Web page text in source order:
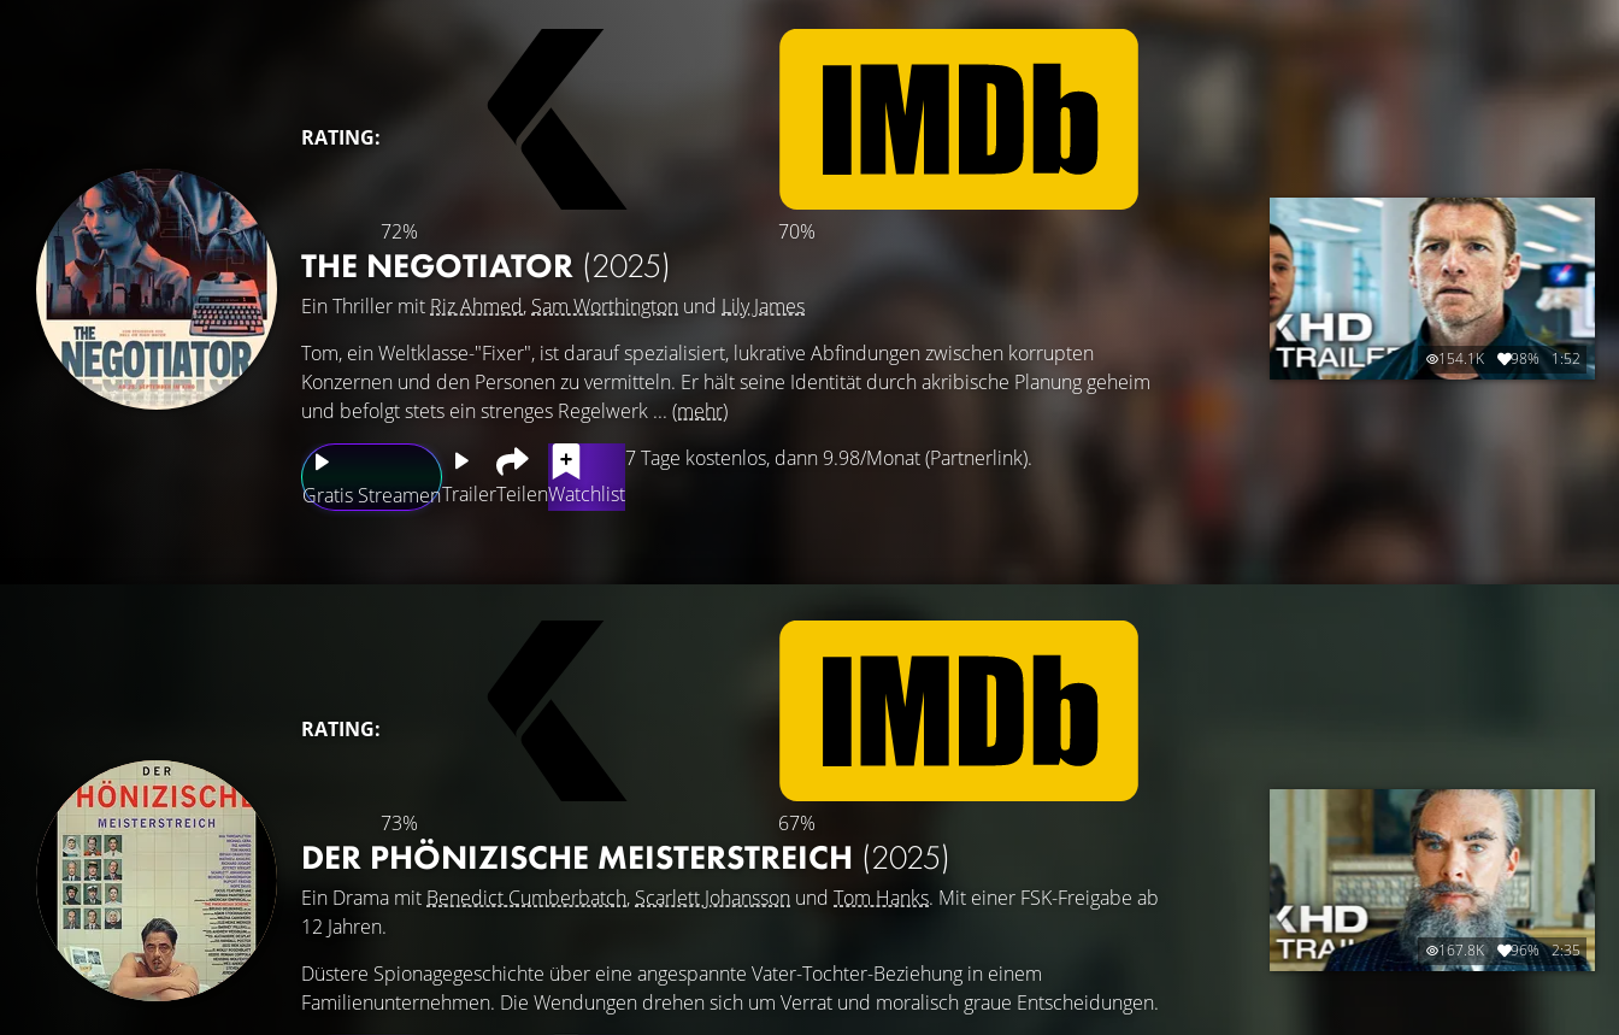
RATING:
72% 70%
THE NEGOTIATOR (2025)
Ein Thriller mit Riz Ahmed, Sam Worthington und Lily James
Gratis StreamenTrailerTeilenWatchlist
7 Tage kostenlos, dann 9.98/Monat (Partnerlink).
Tom, ein Weltklasse-"Fixer", ist darauf spezialisiert, lukrative Abfindungen zwischen korrupten
Konzernen und den Personen zu vermitteln. Er hält seine Identität durch akribische Planung geheim
und befolgt stets ein strenges Regelwerk ... (mehr)
154.1K 98% 1:52
RATING:
73% 67%
DER PHÖNIZISCHE MEISTERSTREICH (2025)
Ein Drama mit Benedict Cumberbatch, Scarlett Johansson und Tom Hanks. Mit einer FSK-Freigabe ab
12 Jahren.
Düstere Spionagegeschichte über eine angespannte Vater-Tochter-Beziehung in einem
Familienunternehmen. Die Wendungen drehen sich um Verrat und moralisch graue Entscheidungen.
167.8K 96% 2:35